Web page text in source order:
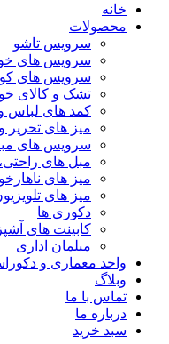
خانه
محصولات
سرویس تاشو
سرویس های
سرویس های
تشک و کالای
کمد های لباس
میز های تحریر و
سرویس های
مبل های
میز های
میز های
دکوری ها
کابینت های
مبلمان اداری
واحد معماری و
وبلاگ
تماس با ما
درباره ما
سبد خرید